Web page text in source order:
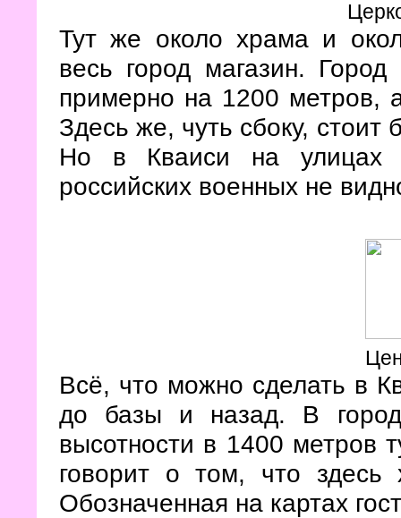
Тут же около храма и
весь город магазин.
примерно на 1200 метров,
Здесь же, чуть сбоку, стоит
Но в Кваиси на улицах
российских военных не
Всё, что можно сделать в
до базы и назад. В
высотности в 1400 метров
говорит о том, что здесь
Обозначенная на картах